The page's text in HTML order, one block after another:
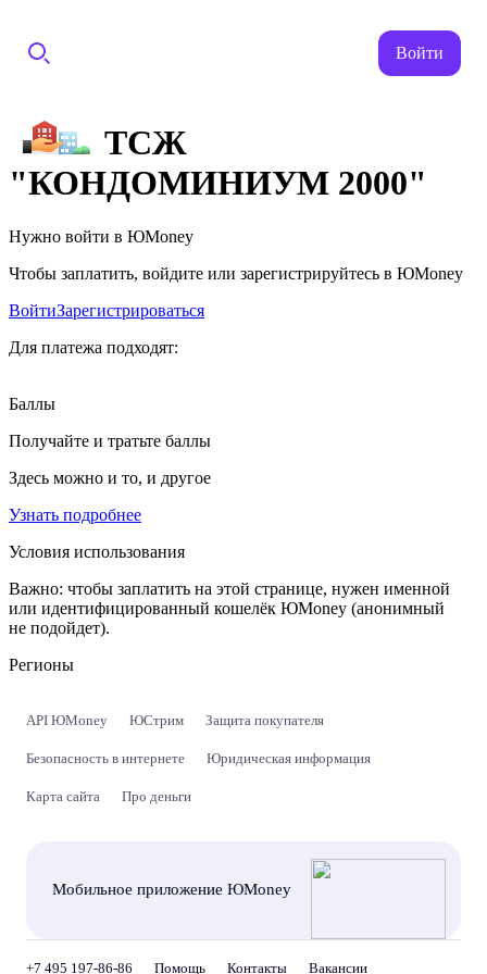
Войти
ТСЖ
"КОНДОМИНИУМ 2000"
Нужно войти в ЮMoney
Чтобы заплатить, войдите или зарегистрируйтесь в ЮMoney
ВойтиЗарегистрироваться
Для платежа подходят:
Баллы
Получайте и тратьте баллы
Здесь можно и то, и другое
Узнать подробнее
Условия использования
Важно: чтобы заплатить на этой странице, нужен именной
или идентифицированный кошелёк ЮMoney (анонимный
не подойдет).
Регионы
API ЮMoney ЮСтрим Защита покупателя
Безопасность в интернете Юридическая информация
Карта сайта Про деньги
Мобильное приложение ЮMoney
+7 495 197-86-86 Помощь Контакты Вакансии